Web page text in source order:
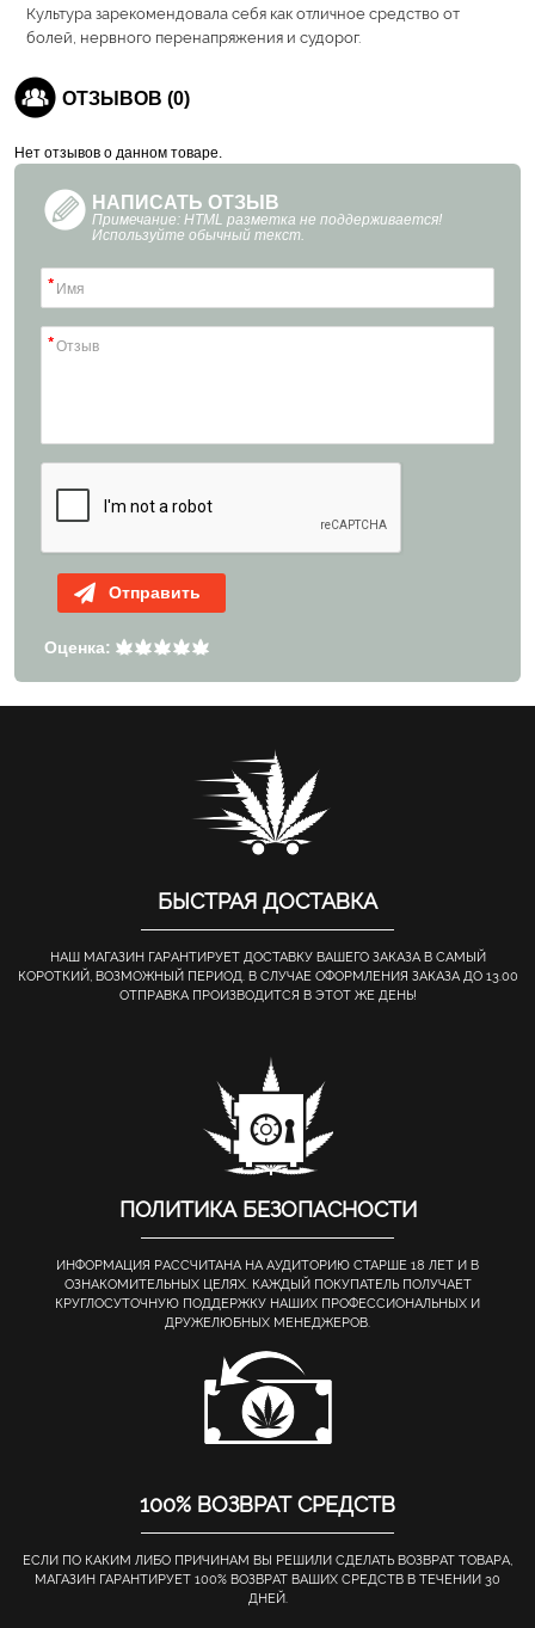
Культура зарекомендовала себя как отличное средство от
болей, нервного перенапряжения и судорог.
ОТЗЫВОВ (0)
Нет отзывов о данном товаре.
НАПИСАТЬ ОТЗЫВ
Примечание: HTML разметка не поддерживается!
Используйте обычный текст.
Отправить
Оценка:
БЫСТРАЯ ДОСТАВКА
НАШ МАГАЗИН ГАРАНТИРУЕТ ДОСТАВКУ ВАШЕГО ЗАКАЗА В САМЫЙ
КОРОТКИЙ, ВОЗМОЖНЫЙ ПЕРИОД. В СЛУЧАЕ ОФОРМЛЕНИЯ ЗАКАЗА ДО 13.00
ОТПРАВКА ПРОИЗВОДИТСЯ В ЭТОТ ЖЕ ДЕНЬ!
ПОЛИТИКА БЕЗОПАСНОСТИ
ИНФОРМАЦИЯ РАССЧИТАНА НА АУДИТОРИЮ СТАРШЕ 18 ЛЕТ И В
ОЗНАКОМИТЕЛЬНЫХ ЦЕЛЯХ. КАЖДЫЙ ПОКУПАТЕЛЬ ПОЛУЧАЕТ
КРУГЛОСУТОЧНУЮ ПОДДЕРЖКУ НАШИХ ПРОФЕССИОНАЛЬНЫХ И
ДРУЖЕЛЮБНЫХ МЕНЕДЖЕРОВ.
100% ВОЗВРАТ СРЕДСТВ
ЕСЛИ ПО КАКИМ ЛИБО ПРИЧИНАМ ВЫ РЕШИЛИ СДЕЛАТЬ ВОЗВРАТ ТОВАРА,
МАГАЗИН ГАРАНТИРУЕТ 100% ВОЗВРАТ ВАШИХ СРЕДСТВ В ТЕЧЕНИИ 30
ДНЕЙ.